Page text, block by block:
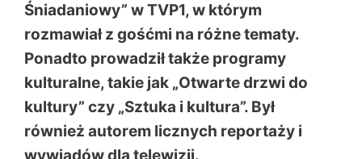
Śniadaniowy” w TVP1, w którym
rozmawiał z gośćmi na różne tematy.
Ponadto prowadził także programy
kulturalne, takie jak „Otwarte drzwi do
kultury” czy „Sztuka i kultura”. Był
również autorem licznych reportaży i